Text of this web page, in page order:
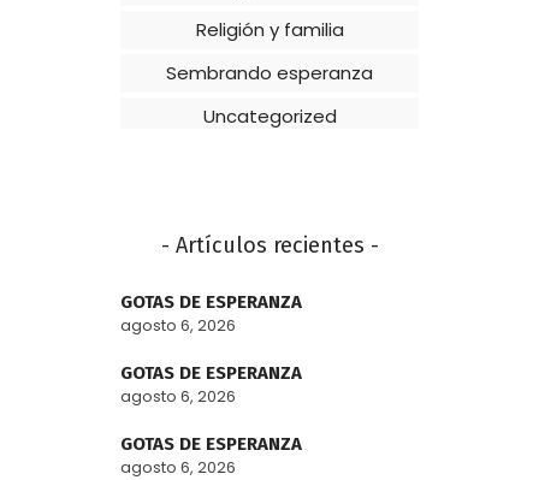
Religión y familia
Sembrando esperanza
Uncategorized
- Artículos recientes -
GOTAS DE ESPERANZA
agosto 6, 2026
GOTAS DE ESPERANZA
agosto 6, 2026
GOTAS DE ESPERANZA
agosto 6, 2026